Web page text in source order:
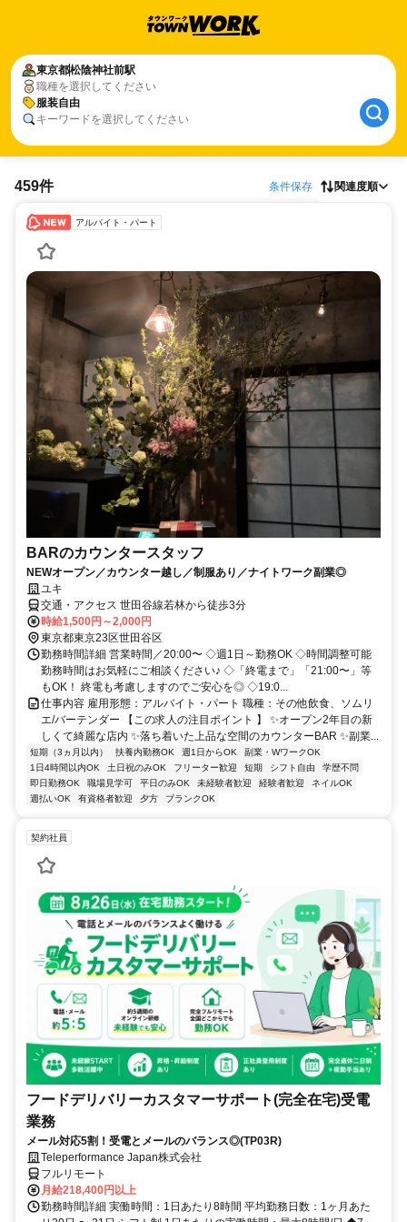
東京都松陰神社前駅
職種を選択してください
服装自由
キーワードを選択してください
459件 条件保存 関連度順
アルバイト・パート
BARのカウンタースタッフ
NEWオープン／カウンター越し／制服あり／ナイトワーク副業◎
ユキ
交通・アクセス 世田谷線若林から徒歩3分
時給1,500円～2,000円
東京都東京23区世田谷区
勤務時間詳細 営業時間／20:00〜 ◇週1日～勤務OK ◇時間調整可能
勤務時間はお気軽にご相談ください♪ ◇「終電まで」「21:00〜」等
もOK！ 終電も考慮しますのでご安心を◎ ◇19:0...
仕事内容 雇用形態：アルバイト・パート 職種：その他飲食、ソムリ
エ/バーテンダー 【この求人の注目ポイント 】 ✨オープン2年目の新
しくて綺麗な店内 ✨落ち着いた上品な空間のカウンターBAR ✨副業...
短期（3ヵ月以内） 扶養内勤務OK 週1日からOK
副業・WワークOK
1日4時間以内OK
土日祝のみOK フリーター歓迎 短期 シフト自由
学歴不問
即日勤務OK
職場見学可 平日のみOK 未経験者歓迎 経験者歓迎
ネイルOK
週払いOK
有資格者歓迎 夕方 ブランクOK
契約社員
フードデリバリーカスタマーサポート(完全在宅)受電
業務
メール対応5割！受電とメールのバランス◎(TP03R)
Teleperformance Japan株式会社
フルリモート
月給218,400円以上
勤務時間詳細 実働時間：1日あたり8時間 平均勤務日数：1ヶ月あた